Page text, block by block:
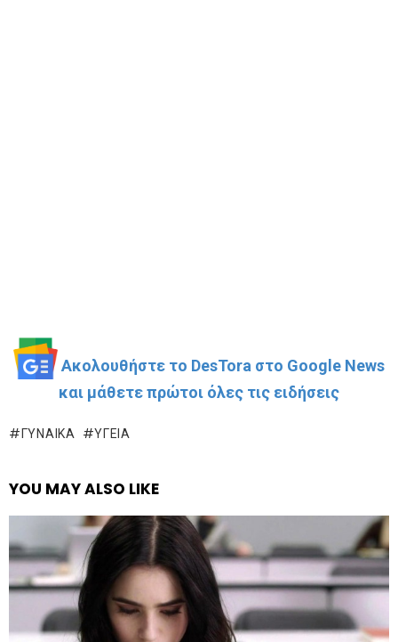
Ακολουθήστε το DesTora στο Google News
και μάθετε πρώτοι όλες τις ειδήσεις
ΓΥΝΑΊΚΑ ΥΓΕΊΑ
YOU MAY ALSO LIKE